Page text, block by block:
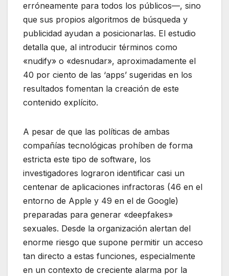
erróneamente para todos los públicos—, sino
que sus propios algoritmos de búsqueda y
publicidad ayudan a posicionarlas. El estudio
detalla que, al introducir términos como
«nudify» o «desnudar», aproximadamente el
40 por ciento de las ‘apps’ sugeridas en los
resultados fomentan la creación de este
contenido explícito.
A pesar de que las políticas de ambas
compañías tecnológicas prohíben de forma
estricta este tipo de software, los
investigadores lograron identificar casi un
centenar de aplicaciones infractoras (46 en el
entorno de Apple y 49 en el de Google)
preparadas para generar «deepfakes»
sexuales. Desde la organización alertan del
enorme riesgo que supone permitir un acceso
tan directo a estas funciones, especialmente
en un contexto de creciente alarma por la